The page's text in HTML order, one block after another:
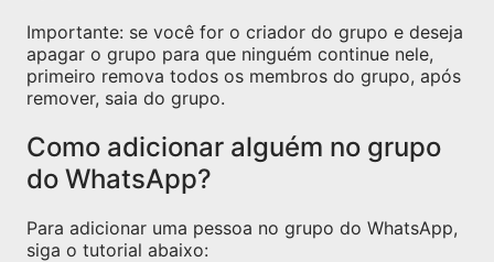
Importante: se você for o criador do grupo e deseja
apagar o grupo para que ninguém continue nele,
primeiro remova todos os membros do grupo, após
remover, saia do grupo.
Como adicionar alguém no grupo
do WhatsApp?
Para adicionar uma pessoa no grupo do WhatsApp,
siga o tutorial abaixo: